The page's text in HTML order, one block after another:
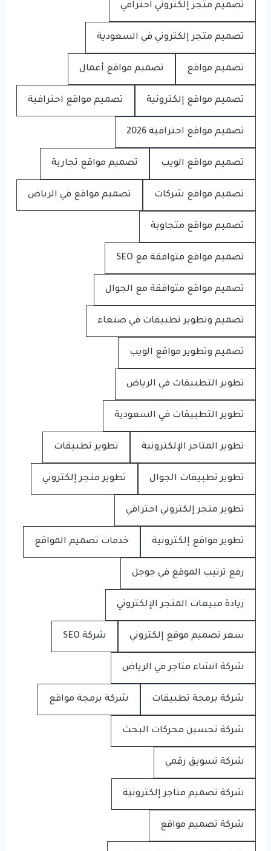
تصميم متجر إلكتروني احترافي
تصميم متجر إلكتروني في السعودية
تصميم مواقع تصميم مواقع أعمال
تصميم مواقع إلكترونية تصميم مواقع احترافية
تصميم مواقع احترافية 2026
تصميم مواقع الويب تصميم مواقع تجارية
تصميم مواقع شركات تصميم مواقع في الرياض
تصميم مواقع متجاوبة
تصميم مواقع متوافقة مع SEO
تصميم مواقع متوافقة مع الجوال
تصميم وتطوير تطبيقات في صنعاء
تصميم وتطوير مواقع الويب
تطوير التطبيقات في الرياض
تطوير التطبيقات في السعودية
تطوير المتاجر الإلكترونية تطوير تطبيقات
تطوير تطبيقات الجوال تطوير متجر إلكتروني
تطوير متجر إلكتروني احترافي
تطوير مواقع إلكترونية خدمات تصميم المواقع
رفع ترتيب الموقع في جوجل
زيادة مبيعات المتجر الإلكتروني
سعر تصميم موقع إلكتروني شركة SEO
شركة انشاء متاجر في الرياض
شركة برمجة تطبيقات شركة برمجة مواقع
شركة تحسين محركات البحث
شركة تسويق رقمي
شركة تصميم متاجر إلكترونية
شركة تصميم مواقع